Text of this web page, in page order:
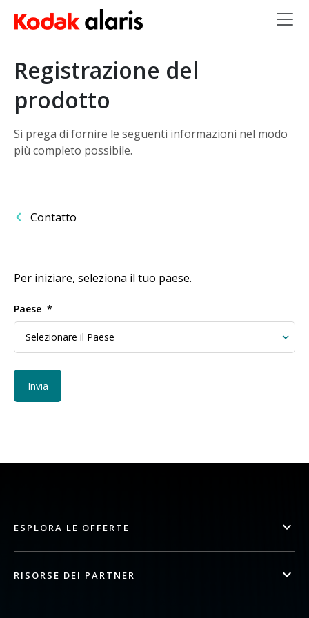
Salta al contenuto principale
Registrazione del
prodotto
Si prega di fornire le seguenti informazioni nel modo
più completo possibile.
Contatto
Per iniziare, seleziona il tuo paese.
Paese
ESPLORA LE OFFERTE
RISORSE DEI PARTNER